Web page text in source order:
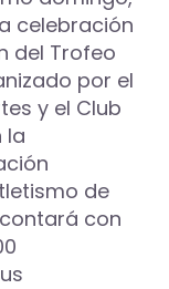
celebración
del Trofeo
por el
y el Club
la
de
con